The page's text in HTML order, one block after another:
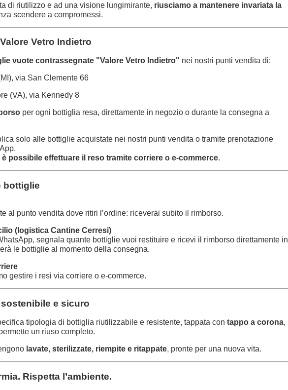
di riutilizzo e ad una visione lungimirante, riusciamo a mantenere invariata la
scendere a compromessi.
Vetro Indietro
vuote contrassegnate "Valore Vetro Indietro" nei nostri punti vendita di:
via San Clemente 66
(VA), via Kennedy 8
per ogni bottiglia resa, direttamente in negozio o durante la consegna a
solo alle bottiglie acquistate nei nostri punti vendita o tramite prenotazione
è possibile effettuare il reso tramite corriere o e-commerce.
bottiglie
al punto vendita dove ritiri l’ordine: riceverai subito il rimborso.
(logistica Cantine Cerresi)
segnala quante bottiglie vuoi restituire e ricevi il rimborso direttamente in
le bottiglie al momento della consegna.
gestire i resi via corriere o e-commerce.
e sicuro
tipologia di bottiglia riutilizzabile e resistente, tappata con tappo a corona,
un riuso completo.
lavate, sterilizzate, riempite e ritappate, pronte per una nuova vita.
Rispetta l’ambiente.